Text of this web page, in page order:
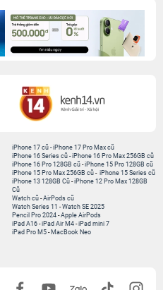
iPhone 17 cũ -iPhone 17 Pro Max cũ
iPhone 16 Series cũ - iPhone 16 Pro Max 256GB cũ
iPhone 16 Pro 128GB cũ -iPhone 15 Pro 128GB cũ
iPhone 15 Pro Max 256GB cũ - iPhone 15 Series cũ
iPhone 13 128GB Cũ -iPhone 12 Pro Max 128GB
Cũ
Watch cũ -AirPods cũ
Watch Series 11 -Watch SE 2025
Pencil Pro 2024 -Apple AirPods
iPad A16 -iPad Air M4 -iPad mini 7
iPad Pro M5 - MacBook Neo